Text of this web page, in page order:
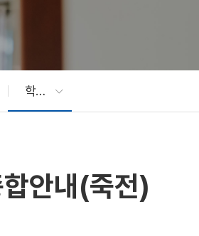
학사종합안내(죽전)
안내(죽전)